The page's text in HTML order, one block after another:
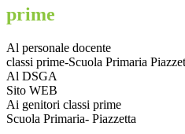
prime
Al personale docente
classi prime-Scuola Primaria
Al DSGA
Sito WEB
Ai genitori classi prime
Scuola Primaria- Piazzetta